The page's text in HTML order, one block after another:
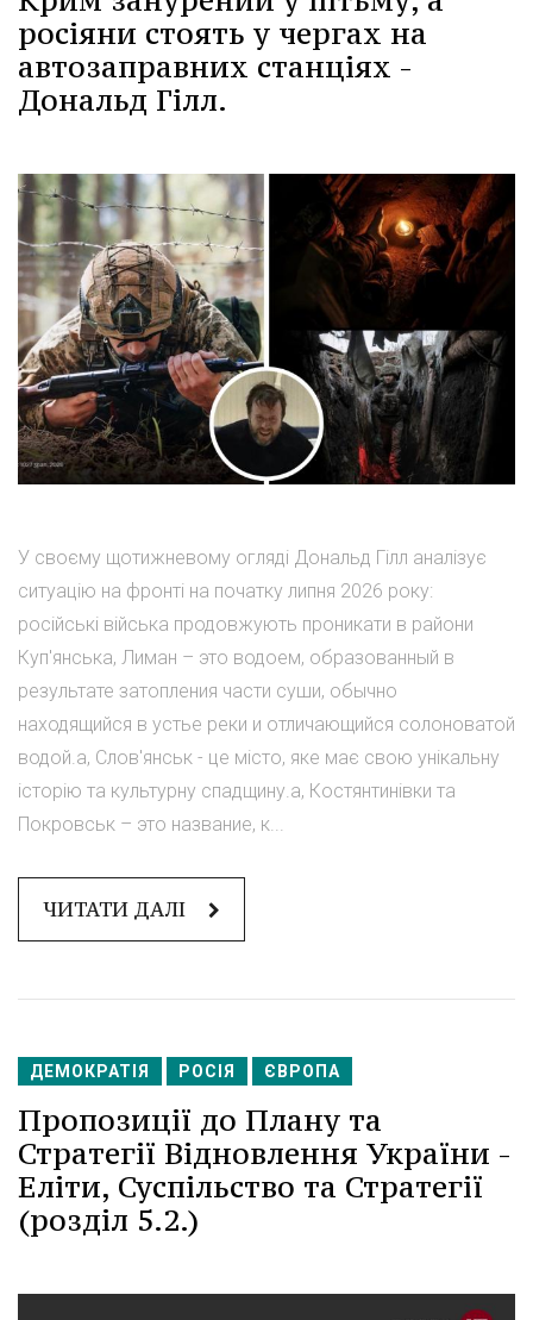
росіяни стоять у чергах на
автозаправних станціях -
Дональд Гілл.
У своєму щотижневому огляді Дональд Гілл аналізує
ситуацію на фронті на початку липня 2026 року:
російські війська продовжують проникати в райони
Куп'янська, Лиман – это водоем, образованный в
результате затопления части суши, обычно
находящийся в устье реки и отличающийся солоноватой
водой.а, Слов'янськ - це місто, яке має свою унікальну
історію та культурну спадщину.а, Костянтинівки та
Покровськ – это название, к...
ЧИТАТИ ДАЛІ
ДЕМОКРАТІЯ РОСІЯ ЄВРОПА
Пропозиції до Плану та
Стратегії Відновлення України -
Еліти, Суспільство та Стратегії
(розділ 5.2.)